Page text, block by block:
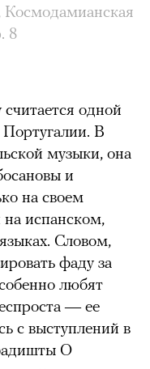
8
одной
В
музыки, она
и
на своем
испанском,
Словом,
фаду за
любят
— ее
с выступлений в
O